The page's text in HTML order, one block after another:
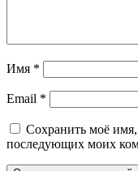
Имя *
Email *
Сохранить моё имя,
последующих моих